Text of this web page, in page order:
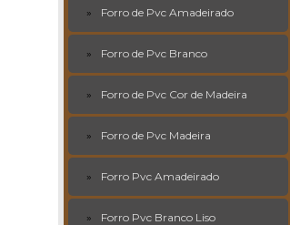
Forro de Pvc Amadeirado
Forro de Pvc Branco
Forro de Pvc Cor de Madeira
Forro de Pvc Madeira
Forro Pvc Amadeirado
Forro Pvc Branco Liso